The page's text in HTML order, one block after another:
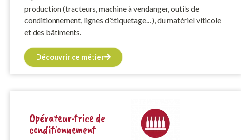
production (tracteurs, machine à vendanger, outils de
conditionnement, lignes d’étiquetage…), du matériel viticole
et des bâtiments.
Découvrir ce métier
Opérateur·trice de
conditionnement